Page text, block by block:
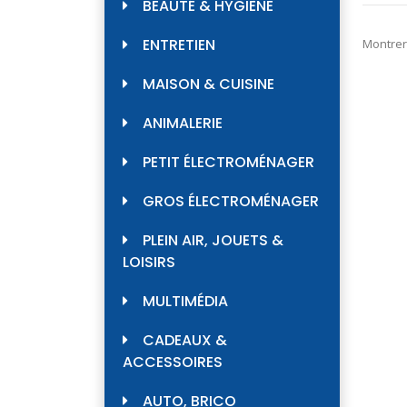
BEAUTÉ & HYGIÈNE
ENTRETIEN
MAISON & CUISINE
ANIMALERIE
PETIT ÉLECTROMÉNAGER
GROS ÉLECTROMÉNAGER
PLEIN AIR, JOUETS &
LOISIRS
MULTIMÉDIA
CADEAUX &
ACCESSOIRES
AUTO, BRICO